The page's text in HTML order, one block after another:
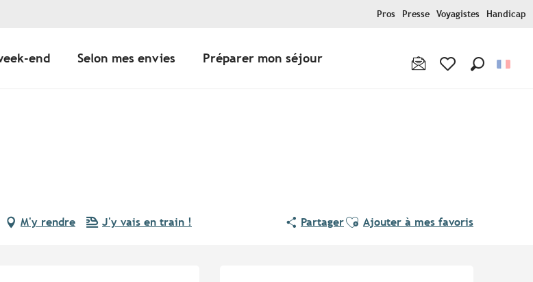
Pros Presse Voyagistes Handicap
end Selon mes envies Préparer mon séjour
M'y rendre J'y vais en train ! PartagerAjouter aux favoris
Ajouter à mes favoris